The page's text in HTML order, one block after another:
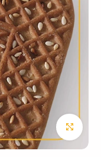
بزرگنمایی تصویر